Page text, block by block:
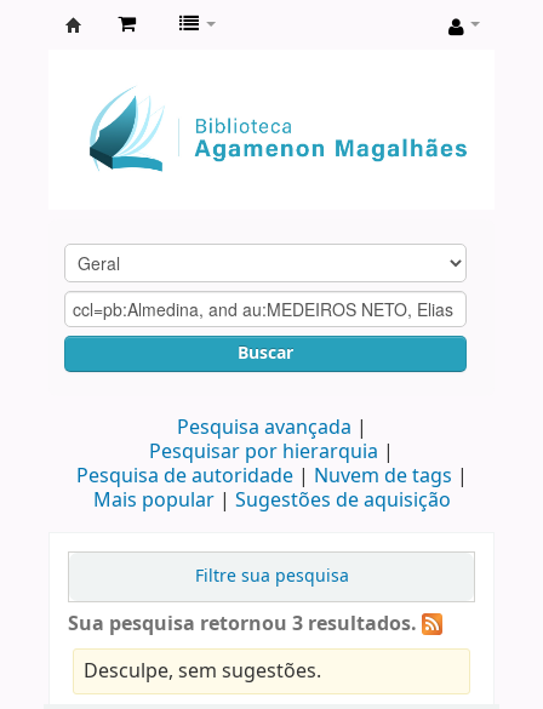
Agamenon
Magalhães
Buscar
Pesquisa avançada
Pesquisar por hierarquia
Pesquisa de autoridade
Nuvem de tags
Mais popular
Sugestões de aquisição
Filtre sua pesquisa
Sua pesquisa retornou 3 resultados.
Desculpe, sem sugestões.